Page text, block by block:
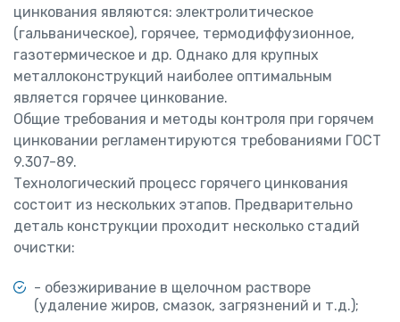
цинкования являются: электролитическое
(гальваническое), горячее, термодиффузионное,
газотермическое и др. Однако для крупных
металлоконструкций наиболее оптимальным
является горячее цинкование.
Общие требования и методы контроля при горячем
цинковании регламентируются требованиями ГОСТ
9.307-89.
Технологический процесс горячего цинкования
состоит из нескольких этапов. Предварительно
деталь конструкции проходит несколько стадий
очистки:
- обезжиривание в щелочном растворе
(удаление жиров, смазок, загрязнений и т.д.);